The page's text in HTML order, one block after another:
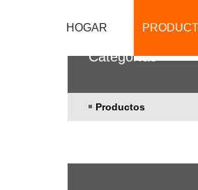
HOGAR
Categorías
Productos